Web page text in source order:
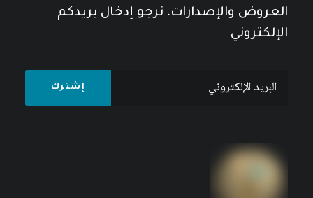
العروض والإصدارات، نرجو إدخال بريدكم
الإلكتروني